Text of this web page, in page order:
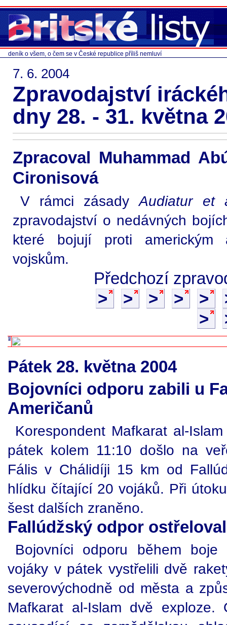
deník o všem, o čem se v České republice příliš nemluví
7. 6. 2004
Zpravodajství
dny 28. - 31. května
Zpracoval Muhammad
Cironisová
V rámci zásadyAudiatur et
zpravodajství o nedávných
které bojují proti americkým
vojskům.
Předchozí
>
> > > >
>
Pátek 28. května 2004
Bojovníci odporu zabili u
Američanů
Korespondent Mafkarat al-
pátek kolem 11:10 došlo na
Fális v Chálidíji 15 km od
hlídku čítající 20 vojáků. Při
šest dalších zraněno.
Fallúdžský odpor
Bojovníci odporu během boje
vojáky v pátek vystřelili dvě
severovýchodně od města a
Mafkarat al-Islam dvě exploze.